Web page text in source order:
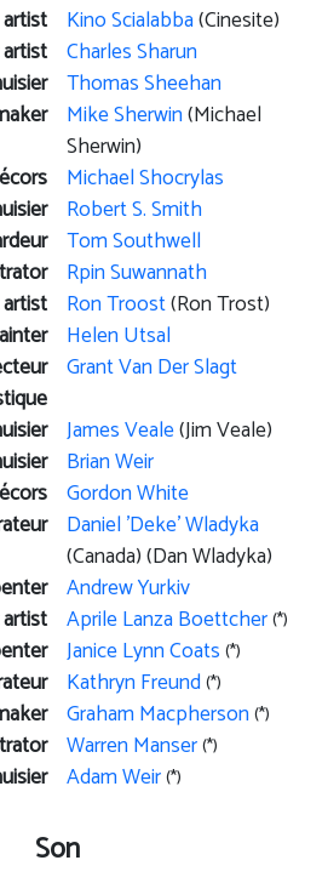
Kino Scialabba(Cinesite)
Charles Sharun
Thomas Sheehan
Mike Sherwin(Michael
Sherwin)
Michael Shocrylas
Robert S. Smith
Tom Southwell
Rpin Suwannath
Ron Troost(Ron Trost)
Helen Utsal
Grant Van Der Slagt
James Veale(Jim Veale)
Brian Weir
Gordon White
Daniel 'Deke' Wladyka
(Canada) (Dan Wladyka)
Andrew Yurkiv
Aprile Lanza Boettcher(*)
Janice Lynn Coats (*)
Kathryn Freund(*)
Graham Macpherson(*)
Warren Manser(*)
Adam Weir(*)
Son